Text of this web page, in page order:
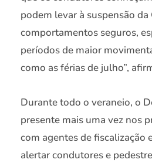
podem levar à suspensão
comportamentos seguros,
períodos de maior
como as férias de julho”,
Durante todo o veraneio, o
presente mais uma vez nos
com agentes de fiscalização
alertar condutores e